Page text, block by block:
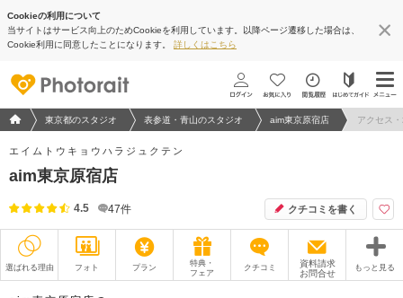
Cookieの利用について
当サイトはサービス向上のためCookieを利用しています。以降ページ遷移した場合は、
Cookie利用に同意したことになります。 詳しくはこちら
フォトウエディング/結婚写真のPhotorait ホーム
東京都のスタジオ 表参道・青山のスタジオ aim東京原宿店 アクセス
エイムトウキョウハラジュクテン
aim東京原宿店
4.5 47件 クチコミを書く
選ばれる理由 フォト プラン
特典・
フェア
クチコミ
資料請求
お問合せ
もっと見る
地図アプリで見る